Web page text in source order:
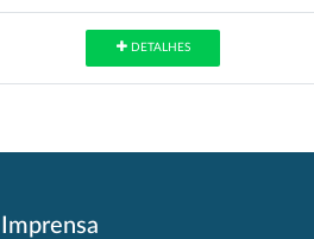
DETALHES
Imprensa